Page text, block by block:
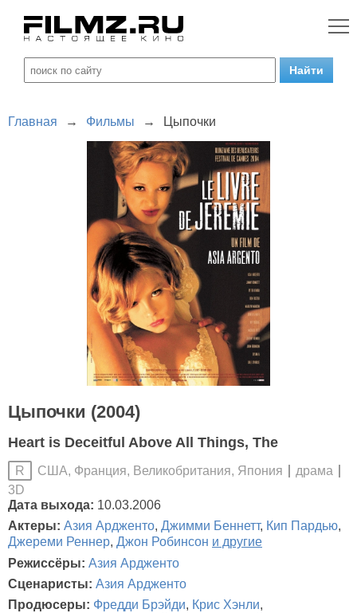
Главная → Фильмы → Цыпочки
Цыпочки (2004)
Heart is Deceitful Above All Things, The
R США, Франция, Великобритания, Япония
драма
3D
Дата выхода: 10.03.2006
Актеры: Азия Ардженто, Джимми Беннетт, Кип Пардью,
Джереми Реннер, Джон Робинсон и другие
Режиссёры: Азия Ардженто
Сценаристы: Азия Ардженто
Продюсеры: Фредди Брэйди, Крис Хэнли,